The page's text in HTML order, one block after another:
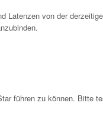
Latenzen von der
führen zu können. Bitte